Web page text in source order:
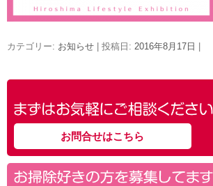
カテゴリー: お知らせ | 投稿日: 2016年8月17日
お問合せはこちら